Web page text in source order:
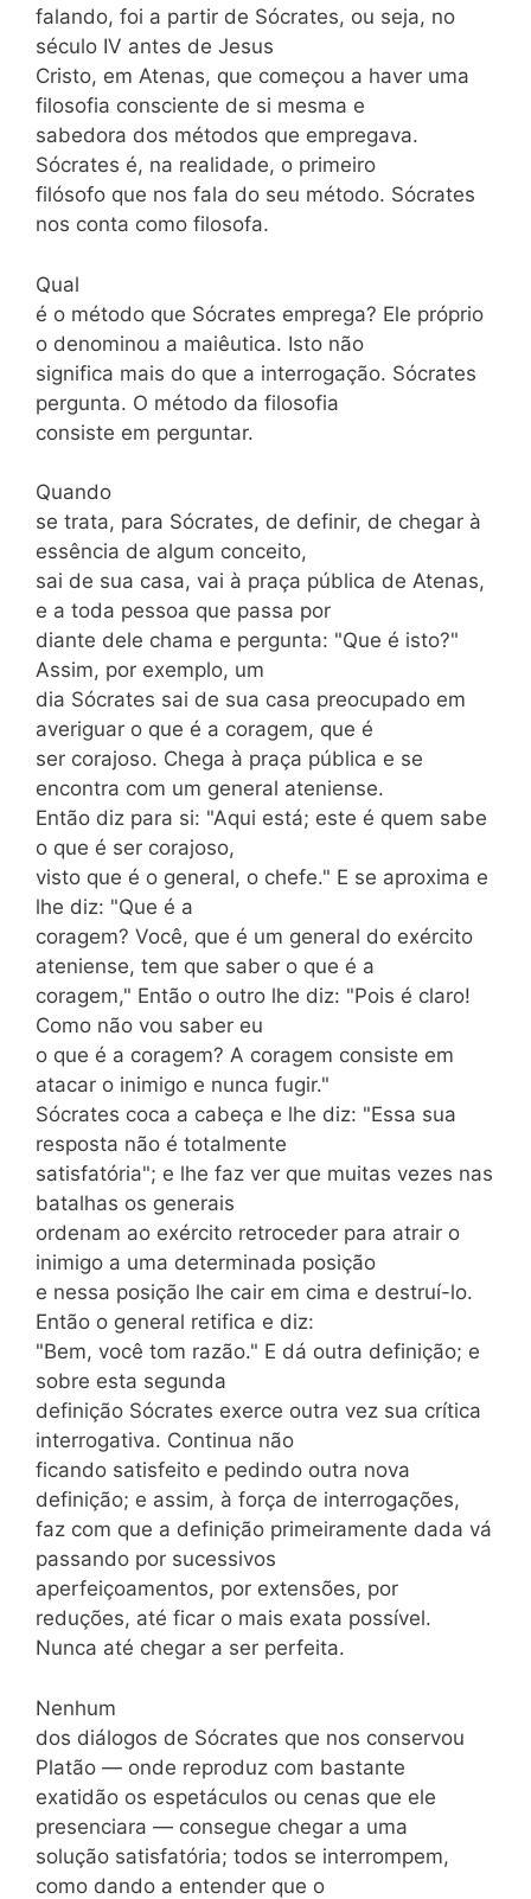
falando, foi a partir de Sócrates, ou seja, no
século IV antes de Jesus
Cristo, em Atenas, que começou a haver uma
filosofia consciente de si mesma e
sabedora dos métodos que empregava.
Sócrates é, na realidade, o primeiro
filósofo que nos fala do seu método. Sócrates
nos conta como filosofa.
Qual
é o método que Sócrates emprega? Ele próprio
o denominou a maiêutica. Isto não
significa mais do que a interrogação. Sócrates
pergunta. O método da filosofia
consiste em perguntar.
Quando
se trata, para Sócrates, de definir, de chegar à
essência de algum conceito,
sai de sua casa, vai à praça pública de Atenas,
e a toda pessoa que passa por
diante dele chama e pergunta: "Que é isto?"
Assim, por exemplo, um
dia Sócrates sai de sua casa preocupado em
averiguar o que é a coragem, que é
ser corajoso. Chega à praça pública e se
encontra com um general ateniense.
Então diz para si: "Aqui está; este é quem sabe
o que é ser corajoso,
visto que é o general, o chefe." E se aproxima e
lhe diz: "Que é a
coragem? Você, que é um general do exército
ateniense, tem que saber o que é a
coragem," Então o outro lhe diz: "Pois é claro!
Como não vou saber eu
o que é a coragem? A coragem consiste em
atacar o inimigo e nunca fugir."
Sócrates coca a cabeça e lhe diz: "Essa sua
resposta não é totalmente
satisfatória"; e lhe faz ver que muitas vezes nas
batalhas os generais
ordenam ao exército retroceder para atrair o
inimigo a uma determinada posição
e nessa posição lhe cair em cima e destruí-lo.
Então o general retifica e diz:
"Bem, você tom razão." E dá outra definição; e
sobre esta segunda
definição Sócrates exerce outra vez sua crítica
interrogativa. Continua não
ficando satisfeito e pedindo outra nova
definição; e assim, à força de interrogações,
faz com que a definição primeiramente dada vá
passando por sucessivos
aperfeiçoamentos, por extensões, por
reduções, até ficar o mais exata possível.
Nunca até chegar a ser perfeita.
Nenhum
dos diálogos de Sócrates que nos conservou
Platão — onde reproduz com bastante
exatidão os espetáculos ou cenas que ele
presenciara — consegue chegar a uma
solução satisfatória; todos se interrompem,
como dando a entender que o